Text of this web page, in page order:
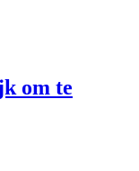
om te